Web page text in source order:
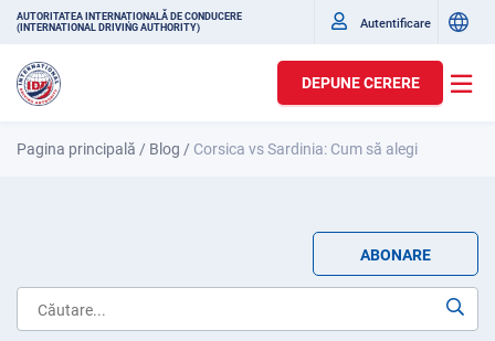
AUTORITATEA INTERNAȚIONALĂ DE CONDUCERE
(INTERNATIONAL DRIVING AUTHORITY)
Autentificare
DEPUNE CERERE
Pagina principală / Blog / Corsica vs Sardinia: Cum să alegi
ABONARE